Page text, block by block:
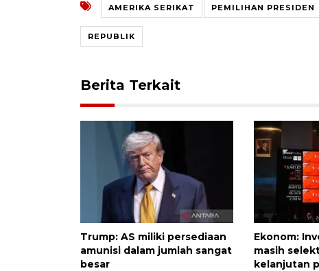
AMERIKA SERIKAT PEMILIHAN PRESIDEN
REPUBLIK
Berita Terkait
Trump: AS miliki persediaan
amunisi dalam jumlah sangat
besar
Ekonom:
masih
kelanjutan